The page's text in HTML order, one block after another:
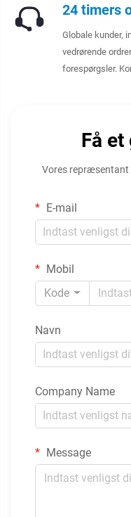
24 timers
Globale kunder,
vedrørende
forespørgsler.
Få
Vores repræsentant
E-mail
Mobil
Kode
Navn
Company Name
Message